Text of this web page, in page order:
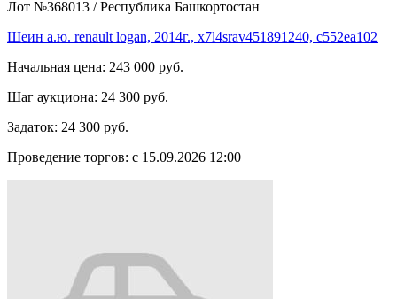
Лот №368013 / Республика Башкортостан
Шеин а.ю. renault logan, 2014г., x7l4srav451891240, с552еа102
Начальная цена: 243 000 руб.
Шаг аукциона: 24 300 руб.
Задаток: 24 300 руб.
Проведение торгов: с 15.09.2026 12:00